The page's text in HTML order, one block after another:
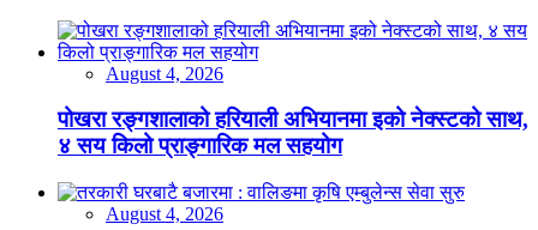
August 4, 2026
पोखरा रङ्गशालाको हरियाली अभियानमा इको नेक्स्टको साथ,
४ सय किलो प्राङ्गारिक मल सहयोग
August 4, 2026